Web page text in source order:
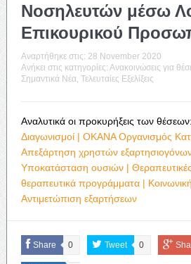
Νοσηλευτών μέσω
Επικουρικού
Αναρτήθηκε στις: 28 November 2020
Ανήκει στις κατηγορίες: Ανακοινώσεις για
Σημαντικά Νέα Τελευταίες Εξελίξεις
Αναλυτικά οι προκυρήξεις των θέσεων:
Διαγωνισμοί | ΟΚΑΝΑ Οργανισμός
Απεξάρτηση χρηστών
Υποκατάσταση ουσιών |
θεραπευτικά προγράμματα |
Αντιμετώπιση εξαρτήσεων
Share 0 Tweet 0